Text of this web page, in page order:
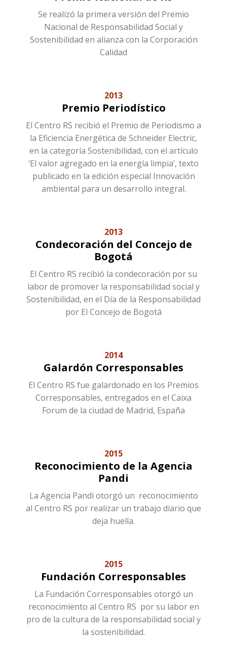
Se realizó la primera versión del Premio
Nacional de Responsabilidad Social y
Sostenibilidad en alianza con la Corporación
Calidad
2013
Premio Periodístico
El Centro RS recibió el Premio de Periodismo a
la Eficiencia Energética de Schneider Electric,
en la categoría Sostenibilidad, con el artículo
‘El valor agregado en la energía limpia’, texto
publicado en la edición especial Innovación
ambiental para un desarrollo integral.
2013
Condecoración del Concejo de
Bogotá
El Centro RS recibió la condecoración por su
labor de promover la responsabilidad social y
Sostenibilidad, en el Día de la Responsabilidad
por El Concejo de Bogotá
2014
Galardón Corresponsables
El Centro RS fue galardonado en los Premios
Corresponsables, entregados en el Caixa
Forum de la ciudad de Madrid, España
2015
Reconocimiento de la Agencia
Pandi
La Agencia Pandi otorgó un reconocimiento
al Centro RS por realizar un trabajo diario que
deja huella.
2015
Fundación Corresponsables
La Fundación Corresponsables otorgó un
reconocimiento al Centro RS por su labor en
pro de la cultura de la responsabilidad social y
la sostenibilidad.